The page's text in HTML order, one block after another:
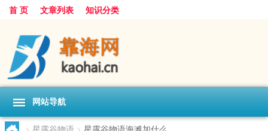
首 页 文章列表 知识分类
网站导航
> 星露谷物语 > 星露谷物语海滩加什么